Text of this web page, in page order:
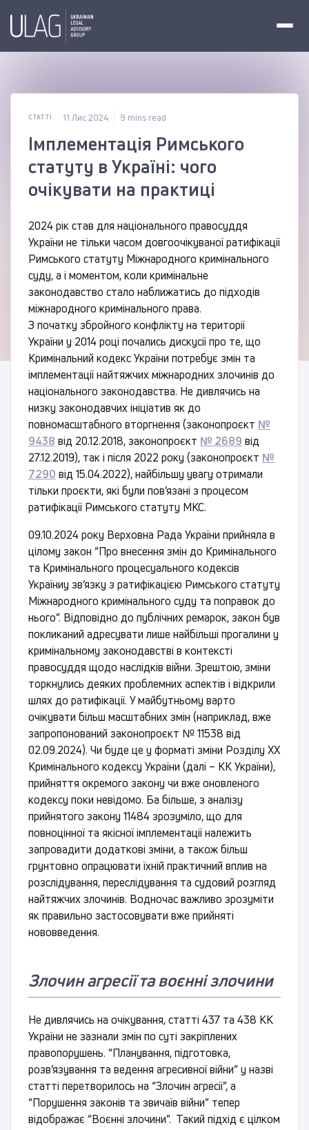
СТАТТІ 11 Лис 2024 9 mins read
Імплементація Римського
статуту в Україні: чого
очікувати на практиці
2024 рік став для національного правосуддя
України не тільки часом довгоочікуваної ратифікації
Римського статуту Міжнародного кримінального
суду, а і моментом, коли кримінальне
законодавство стало наближатись до підходів
міжнародного кримінального права.
З початку збройного конфлікту на території
України у 2014 році почались дискусії про те, що
Кримінальний кодекс України потребує змін та
імплементації найтяжчих міжнародних злочинів до
національного законодавства. Не дивлячись на
низку законодавчих ініціатив як до
повномасштабного вторгнення (законопроєкт №
9438 від 20.12.2018, законопроєкт № 2689 від
27.12.2019), так і після 2022 року (законопроєкт №
7290 від 15.04.2022), найбільшу увагу отримали
тільки проєкти, які були пов’язані з процесом
ратифікації Римського статуту МКС.
09.10.2024 року Верховна Рада України прийняла в
цілому закон “Про внесення змін до Кримінального
та Кримінального процесуального кодексів
Україниу зв’язку з ратифікацією Римського статуту
Міжнародного кримінального суду та поправок до
нього”. Відповідно до публічних ремарок, закон був
покликаний адресувати лише найбільші прогалини у
кримінальному законодавстві в контексті
правосуддя щодо наслідків війни. Зрештою, зміни
торкнулись деяких проблемних аспектів і відкрили
шлях до ратифікації. У майбутньому варто
очікувати більш масштабних змін (наприклад, вже
запропонований законопроєкт № 11538 від
02.09.2024). Чи буде це у форматі зміни Розділу ХХ
Кримінального кодексу України (далі – КК України),
прийняття окремого закону чи вже оновленого
кодексу поки невідомо. Ба більше, з аналізу
прийнятого закону 11484 зрозуміло, що для
повноцінної та якісної імплементації належить
запровадити додаткові зміни, а також більш
грунтовно опрацювати їхній практичний вплив на
розслідування, переслідування та судовий розгляд
найтяжчих злочинів. Водночас важливо зрозуміти
як правильно застосовувати вже прийняті
нововведення.
Злочин агресії та воєнні злочини
Не дивлячись на очікування, статті 437 та 438 КК
України не зазнали змін по суті закріплених
правопорушень. “Планування, підготовка,
розв’язування та ведення агресивної війни” у назві
статті перетворилось на “Злочин агресії”, а
“Порушення законів та звичаїв війни” тепер
відображає “Воєнні злочини”. Такий підхід є цілком